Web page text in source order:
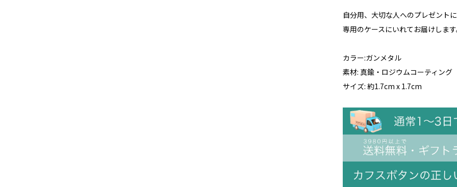
自分用、大切な人へのプレゼント
専用のケースにいれてお届けしま
カラー:ガンメタル
素材: 真鍮・ロジウムコーティング
サイズ: 約1.7cm x 1.7cm